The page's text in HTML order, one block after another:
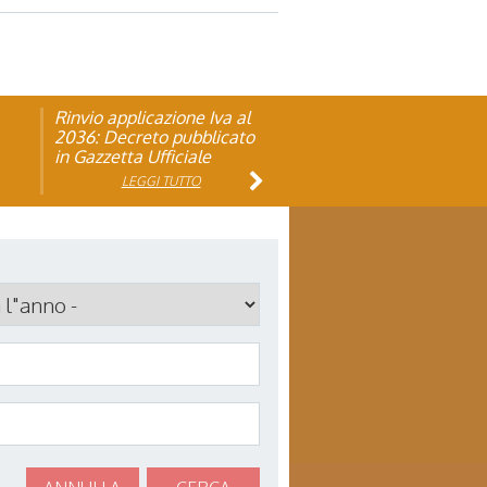
Rinvio applicazione Iva al
2036: Decreto pubblicato
in Gazzetta Ufficiale
LEGGI TUTTO
Visita veterinaria annuale
LEGGI TUTTO